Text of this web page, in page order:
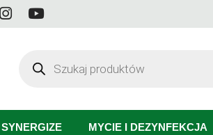
produktów
SYNERGIZE MYCIE I DEZYNFEKCJA